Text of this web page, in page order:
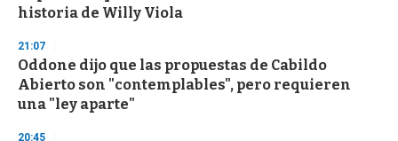
historia de Willy Viola
21:07
Oddone dijo que las propuestas de Cabildo
Abierto son "contemplables", pero requieren
una "ley aparte"
20:45